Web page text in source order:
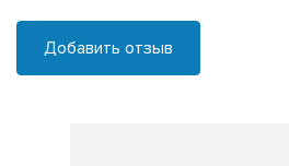
Добавить отзыв